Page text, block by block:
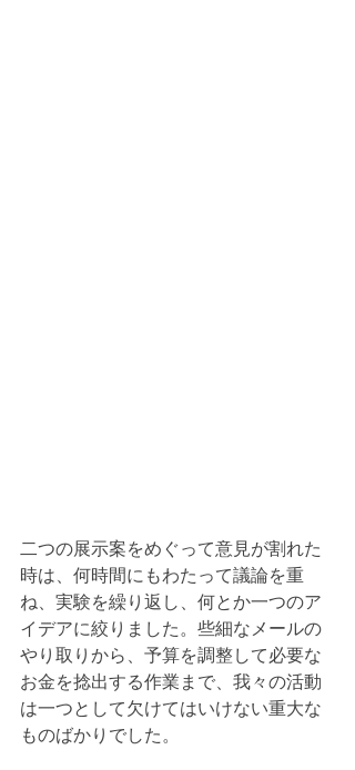
二つの展示案をめぐって意見が割れた
時は、何時間にもわたって議論を重
ね、実験を繰り返し、何とか一つのア
イデアに絞りました。些細なメールの
やり取りから、予算を調整して必要な
お金を捻出する作業まで、我々の活動
は一つとして欠けてはいけない重大な
ものばかりでした。